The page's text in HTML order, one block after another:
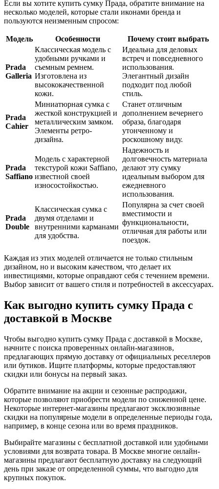
Если вы хотите купить сумку Прада, обратите внимание на
несколько моделей, которые стали иконами бренда и
пользуются неизменным спросом:
Модель Особенности Почему стоит выбрать
Prada
Galleria
Классическая модель с
удобными ручками и
съемным ремнем.
Изготовлена из
высококачественной
кожи.
Идеальна для деловых
встреч и повседневного
использования.
Элегантный дизайн
подходит под любой
стиль.
Prada
Cahier
Миниатюрная сумка с
жесткой конструкцией и
металлическим замком.
Элементы ретро-
дизайна.
Станет отличным
дополнением вечернего
образа, благодаря
утонченному и
роскошному виду.
Prada
Saffiano
Модель с характерной
текстурой кожи Saffiano,
известной своей
износостойкостью.
Надежность и
долговечность материала
делают эту сумку
идеальным выбором для
ежедневного
использования.
Prada
Double
Классическая сумка с
двумя отделами и
внутренними карманами
для удобства.
Популярна за счет своей
вместимости и
функциональности,
отличная для работы или
поездок.
Каждая из этих моделей отличается не только стильным
дизайном, но и высоким качеством, что делает их
инвестициями, которые оправдают себя с течением времени.
Выбор зависит от вашего стиля и потребностей в аксессуарах.
Как выгодно купить сумку Прада с
доставкой в Москве
Чтобы выгодно купить сумку Прада с доставкой в Москве,
начните с поиска проверенных онлайн-магазинов,
предлагающих прямую доставку от официальных реселлеров
или бутиков. Ищите платформы, которые предоставляют
скидки или бонусы на первый заказ.
Обратите внимание на акции и сезонные распродажи,
которые позволяют приобрести модели по сниженной цене.
Некоторые интернет-магазины предлагают эксклюзивные
скидки на популярные модели в определенные периоды года,
например, в конце сезона или во время праздников.
Выбирайте магазины с бесплатной доставкой или удобными
условиями для возврата товара. В Москве многие онлайн-
магазины предлагают бесплатную доставку на следующий
день при заказе от определенной суммы, что выгодно для
крупных покупок.